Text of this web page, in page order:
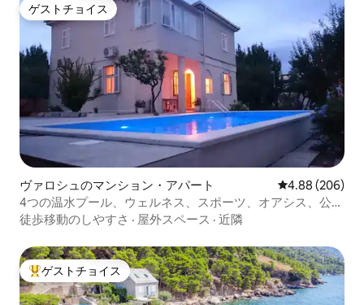
ゲストチョイス
ゲストチョイス
ヴァロシュのマンション・アパート レビュー206
4.88 (206)
4つの温水プール、ウェルネス、スポーツ、オアシス、公
園、森
徒歩移動のしやすさ · 屋外スペース · 近隣
大好評のゲストチョイスです。
ゲストチョイス